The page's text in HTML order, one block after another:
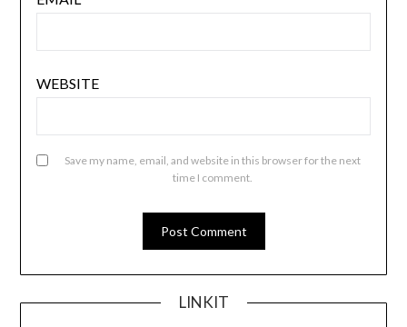
WEBSITE
Save my name, email, and website in this browser for the next
time I comment.
LINKIT